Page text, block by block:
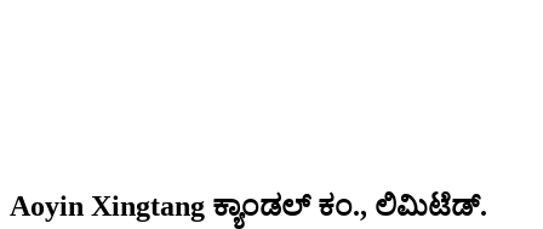
Aoyin Xingtang ಕ್ಯಾಂಡಲ್ ಕಂ., ಲಿಮಿಟೆಡ್.